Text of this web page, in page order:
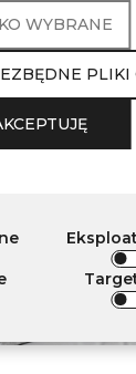
akrylowe
w
WYBRANE
PLIKI